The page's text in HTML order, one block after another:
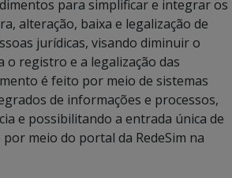
para simplificar e integrar os
alteração, baixa e legalização de
jurídicas, visando diminuir o
o registro e a legalização das
é feito por meio de sistemas
de informações e processos,
e possibilitando a entrada única de
meio do portal da RedeSim na